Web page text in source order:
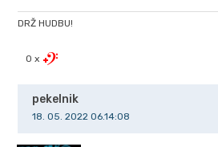
DRŽ HUDBU!
0 x
pekelnik
18. 05. 2022 06.14:08